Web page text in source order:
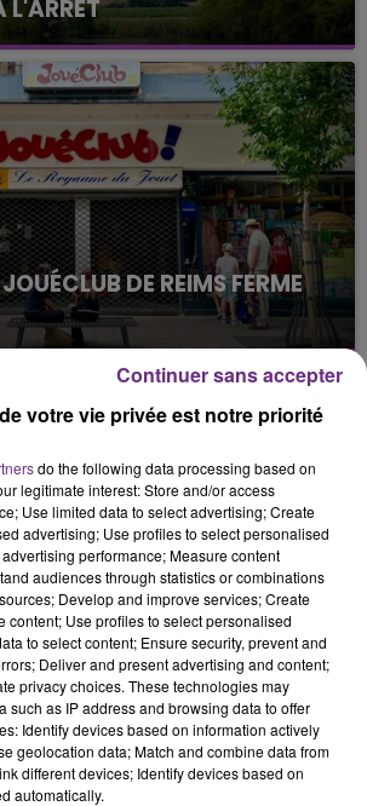
L'ARRÊT
semaine que la centrale
est à l'arrêt. Une situation
intense qui est toujours
DE REIMS FERME
institutions du centre-ville
JouéClub est contraint de
BOY
8h58
8h58
PIERRE DE MAERE
Je Pense A Vous
votre vie privée est notre priorité
do the following data processing based on
legitimate interest: Store and/or access
Use limited data to select advertising; Create
advertising; Use profiles to select personalised
performance; Measure content
audiences through statistics or combinations
Develop and improve services; Create
content; Use profiles to select personalised
to select content; Ensure security, prevent and
Deliver and present advertising and content;
privacy choices. These technologies may
such as IP address and browsing data to offer
Identify devices based on information actively
geolocation data; Match and combine data from
different devices; Identify devices based on
automatically.
Continuer sans accepter